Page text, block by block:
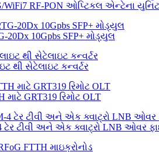
WiFi7 RF-PON ઓપ્ટિકલ એન્ટેના યુનિટ
20Dx 10Gpbs SFP+ મોડ્યુલ
થી સેટેલાઇટ કન્વર્ટર
માટે GRT319 રિમોટ OLT
ટેર ટીવી અને એક ક્વાટ્રો LNB ઓવર